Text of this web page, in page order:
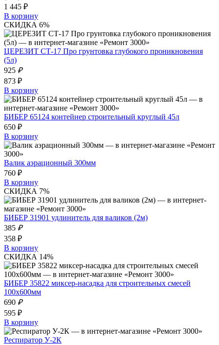
1 445 ₽
В корзину
СКИДКА 6%
ЦЕРЕЗИТ СТ-17 Про грунтовка глубокого проникновения
(5л)
925 ₽
873 ₽
В корзину
БИБЕР 65124 контейнер строительный круглый 45л
650 ₽
В корзину
Валик аэрационный 300мм
760 ₽
В корзину
СКИДКА 7%
БИБЕР 31901 удлинитель для валиков (2м)
385 ₽
358 ₽
В корзину
СКИДКА 14%
БИБЕР 35822 миксер-насадка для строительных смесей
100х600мм
690 ₽
595 ₽
В корзину
Респиратор У-2К